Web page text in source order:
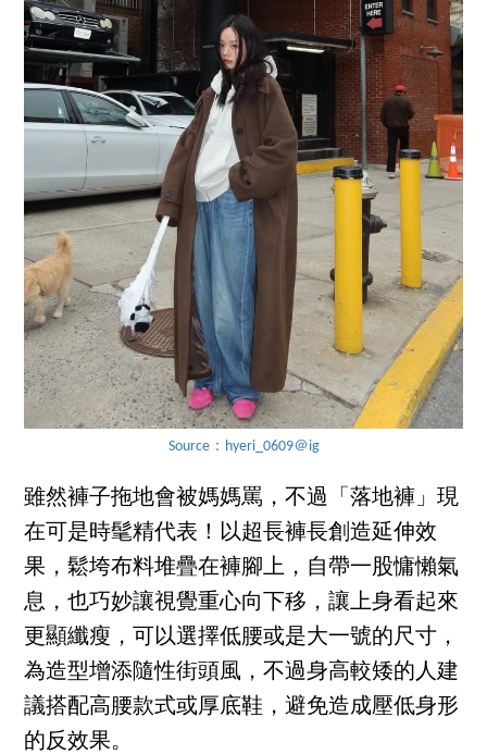
Source：hyeri_0609＠ig
雖然褲子拖地會被媽媽罵，不過「落地褲」現
在可是時髦精代表！以超長褲長創造延伸效
果，鬆垮布料堆疊在褲腳上，自帶一股慵懶氣
息，也巧妙讓視覺重心向下移，讓上身看起來
更顯纖瘦，可以選擇低腰或是大一號的尺寸，
為造型增添隨性街頭風，不過身高較矮的人建
議搭配高腰款式或厚底鞋，避免造成壓低身形
的反效果。